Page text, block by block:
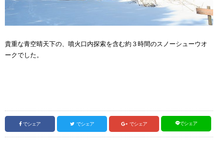
貴重な青空晴天下の、噴火口内探索を含む約３時間のスノーシューウオ
ークでした。
でシェア でシェア でシェア でシェア